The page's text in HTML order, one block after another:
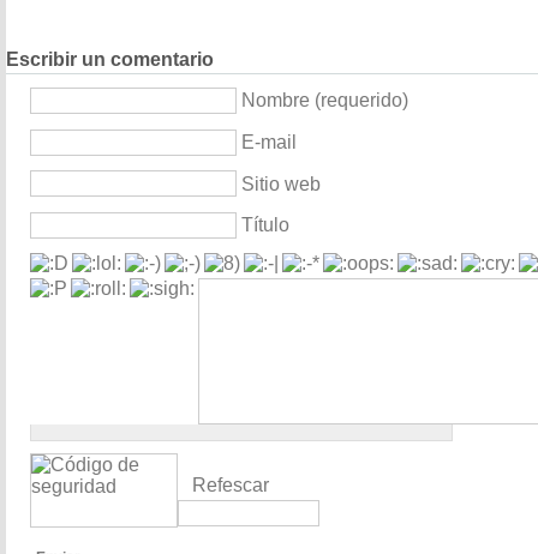
Escribir un comentario
Nombre (requerido)
E-mail
Sitio web
Título
Refescar